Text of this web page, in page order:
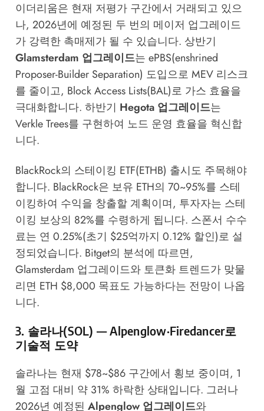
이더리움은 현재 저평가 구간에서 거래되고 있으
나, 2026년에 예정된 두 번의 메이저 업그레이드
가 강력한 촉매제가 될 수 있습니다. 상반기
Glamsterdam 업그레이드는 ePBS(enshrined
Proposer-Builder Separation) 도입으로 MEV 리스크
를 줄이고, Block Access Lists(BAL)로 가스 효율을
극대화합니다. 하반기 Hegota 업그레이드는
Verkle Trees를 구현하여 노드 운영 효율을 혁신합
니다.
BlackRock의 스테이킹 ETF(ETHB) 출시도 주목해야
합니다. BlackRock은 보유 ETH의 70~95%를 스테
이킹하여 수익을 창출할 계획이며, 투자자는 스테
이킹 보상의 82%를 수령하게 됩니다. 스폰서 수수
료는 연 0.25%(초기 $25억까지 0.12% 할인)로 설
정되었습니다. Bitget의 분석에 따르면,
Glamsterdam 업그레이드와 토큰화 트렌드가 맞물
리면 ETH $8,000 목표도 가능하다는 전망이 나옵
니다.
3. 솔라나(SOL) — Alpenglow·Firedancer로
기술적 도약
솔라나는 현재 $78~$86 구간에서 횡보 중이며, 1
월 고점 대비 약 31% 하락한 상태입니다. 그러나
2026년 예정된 Alpenglow 업그레이드와